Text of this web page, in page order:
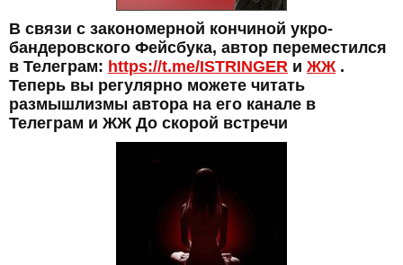
В связи с закономерной кончиной укро-
бандеровского Фейсбука, автор переместился
в Телеграм: https://t.me/ISTRINGER и ЖЖ.
Теперь вы регулярно можете читать
размышлизмы автора на его канале в
Телеграм и ЖЖ До скорой встречи